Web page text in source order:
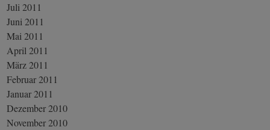
Juli 2011
Juni 2011
Mai 2011
April 2011
März 2011
Februar 2011
Januar 2011
Dezember 2010
November 2010